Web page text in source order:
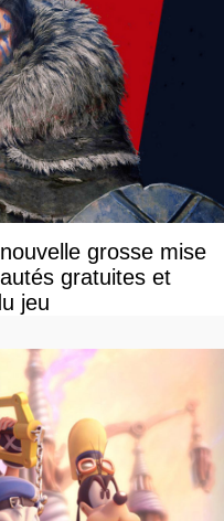
grosse mise
gratuites et
jeu